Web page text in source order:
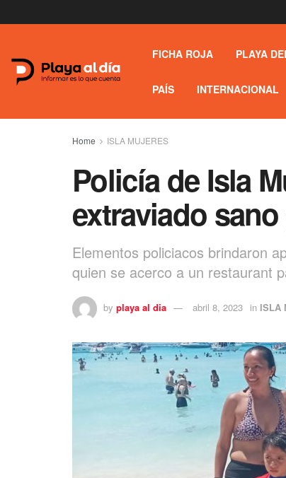
FICHA ROJA PLAYA
PAÍS INTERNACIONAL
Home ISLA MUJERES
Policía de Isla
extraviado
Elementos policiacos brindaron
quien se acerco a un restaurant
by playa al dia abril 8, 2023 in ISLA